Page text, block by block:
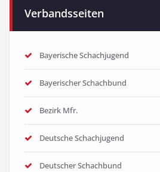
Verbandsseiten
Bayerische Schachjugend
Bayerischer Schachbund
Bezirk Mfr.
Deutsche Schachjugend
Deutscher Schachbund